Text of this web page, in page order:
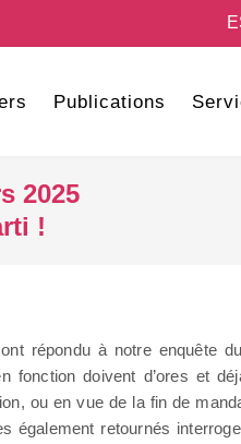
Publications
2025
!
répondu à notre enquête
fonction doivent d’ores et
ou en vue de la fin de
également retournés